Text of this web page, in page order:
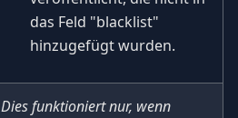
das Feld "blacklist"
hinzugefügt wurden.
Dies funktioniert nur, wenn